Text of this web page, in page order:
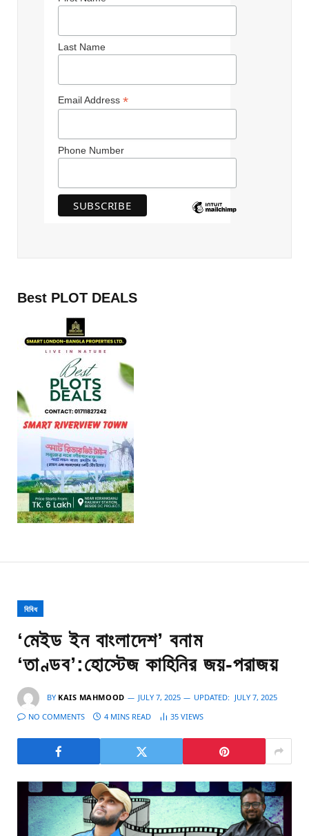
Last Name
Email Address *
Phone Number
Best PLOT DEALS
বিবিধ
‘মেইড ইন বাংলাদেশ’ বনাম
‘তাণ্ডব’:হোস্টেজ কাহিনির জয়-পরাজয়
BY KAIS MAHMOOD JULY 7, 2025 UPDATED: JULY 7, 2025
NO COMMENTS
4 MINS READ 35 VIEWS